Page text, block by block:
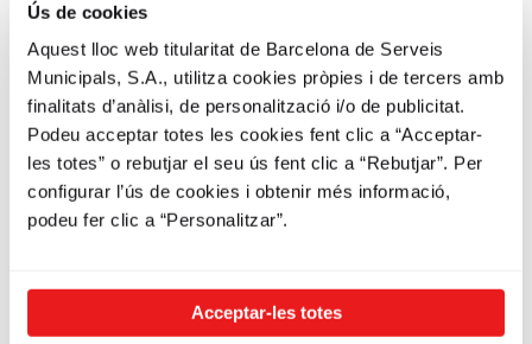
Ús de cookies
Aquest lloc web titularitat de Barcelona de Serveis
Municipals, S.A., utilitza cookies pròpies i de tercers amb
finalitats d’anàlisi, de personalització i/o de publicitat.
Podeu acceptar totes les cookies fent clic a “Acceptar-
les totes” o rebutjar el seu ús fent clic a “Rebutjar”. Per
configurar l’ús de cookies i obtenir més informació,
podeu fer clic a “Personalitzar”.
Acceptar-les totes
d’octubre de 2019 tindràs
l’oportunitat de guanyar una de les
sis entrades doblesque sortegem
per a gaudir de les Nits Màgiques
de la Casa Batlló el proper
dimecres 16 d’octubre. Aquesta
entrada inclou la visita a la Casa
Batlló i un concert al terrat de la mà
El sorteig està disponible a través
de les xarxes socials del Bicing